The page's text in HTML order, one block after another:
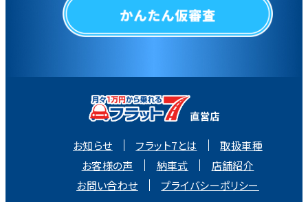
お知らせ フラット7とは
取扱車種
お客様の声
納車式
店舗紹介
お問い合わせ
プライバシーポリシー